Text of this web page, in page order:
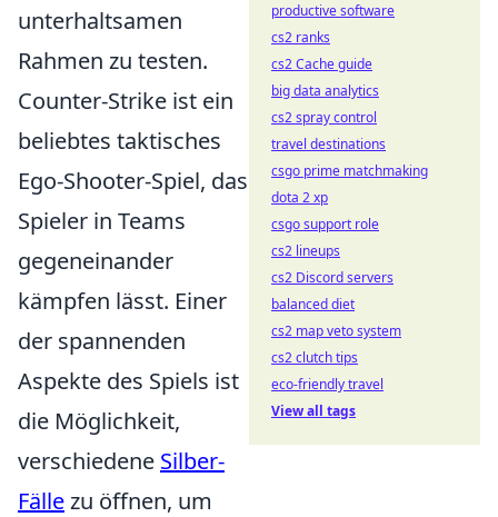
unterhaltsamen
Rahmen zu testen.
Counter-Strike ist ein
beliebtes taktisches
Ego-Shooter-Spiel, das
Spieler in Teams
gegeneinander
kämpfen lässt. Einer
der spannenden
Aspekte des Spiels ist
die Möglichkeit,
verschiedene Silber-
Fällezu öffnen, um
productive software
cs2 ranks
cs2 Cache guide
big data analytics
cs2 spray control
travel destinations
csgo prime matchmaking
dota 2 xp
csgo support role
cs2 lineups
cs2 Discord servers
balanced diet
cs2 map veto system
cs2 clutch tips
eco-friendly travel
View all tags